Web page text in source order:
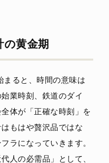
の黄金期
まると、時間の意味は
業時刻、鉄道のダイ
体が「正確な時刻」を
もはや贅沢品ではな
ラになっていきます。
人の必需品」として、